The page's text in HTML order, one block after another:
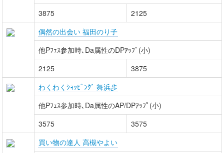
3875
2125
偶然の出会い 福田のり子
他Pﾌｪｽ参加時､Da属性のDPｱｯﾌﾟ(小)
2125
3875
わくわくｼｮｯﾋﾟﾝｸﾞ 舞浜歩
他Pﾌｪｽ参加時､Da属性のAP/DPｱｯﾌﾟ(小)
3575
3575
買い物の達人 高槻やよい